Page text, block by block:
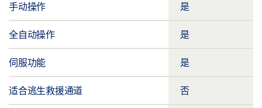
手动操作 是
全自动操作 是
伺服功能 是
适合逃生救援通道 否